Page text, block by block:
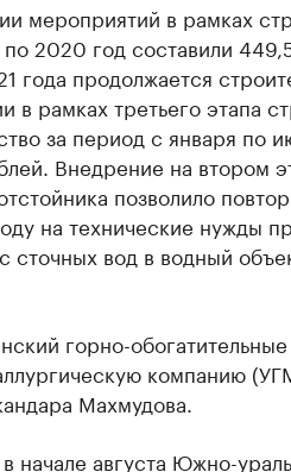
мероприятий в рамках
2020 год составили
года продолжается
в рамках третьего этапа
за период с января по
Внедрение на втором
позволило
на технические нужды
сточных вод в водный
горно-
компанию
Махмудова.
начале августа Южно-